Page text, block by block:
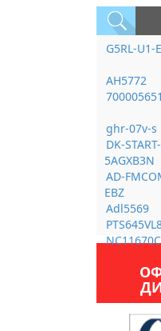
G5RL-U1-E
AH5772
ghr-07v-s
DK-START-
5AGXB3N
AD-
EBZ
Adl5569